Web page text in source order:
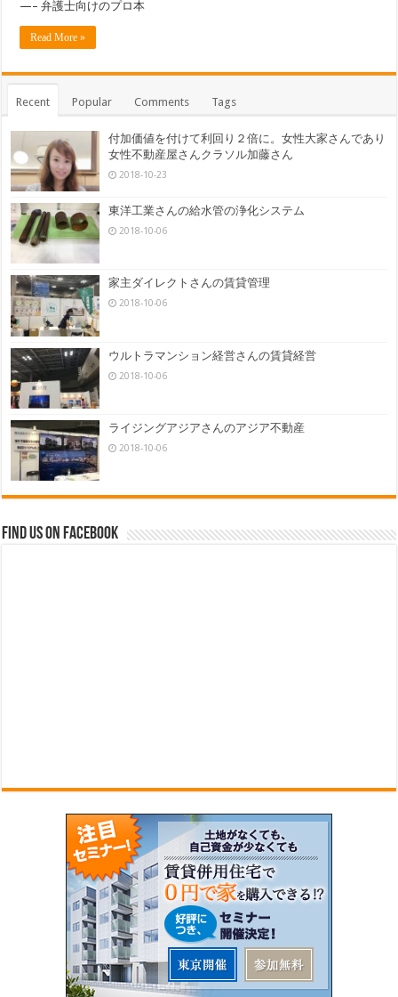
—– 弁護士向けのプロ本
Read More »
Recent Popular Comments Tags
付加価値を付けて利回り２倍に。女性大家さんであり
女性不動産屋さんクラソル加藤さん
2018-10-23
東洋工業さんの給水管の浄化システム
2018-10-06
家主ダイレクトさんの賃貸管理
2018-10-06
ウルトラマンション経営さんの賃貸経営
2018-10-06
ライジングアジアさんのアジア不動産
2018-10-06
Find us on Facebook